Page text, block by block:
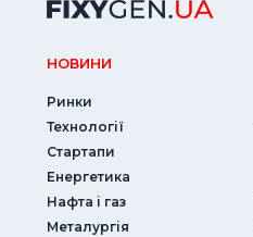
НОВИНИ
Ринки
Технології
Стартапи
Енергетика
Нафта і газ
Металургія